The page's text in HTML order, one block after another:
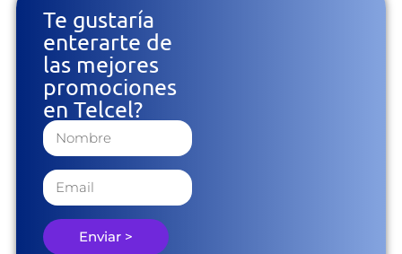
Te gustaría
enterarte de
las mejores
promociones
en Telcel?
Enviar >